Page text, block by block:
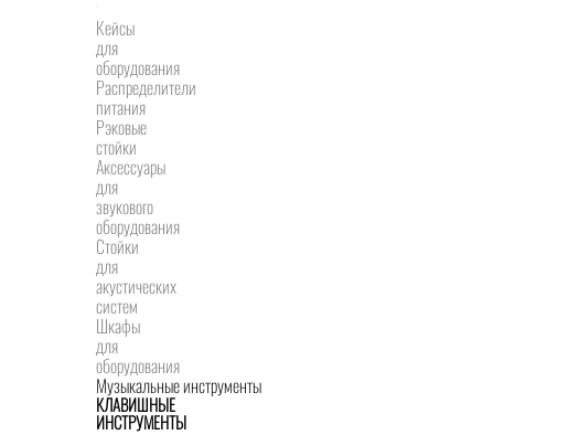
Кейсы
для
оборудования
Распределители
питания
Рэковые
стойки
Аксессуары
для
звукового
оборудования
Стойки
для
акустических
систем
Шкафы
для
оборудования
Музыкальные инструменты
КЛАВИШНЫЕ
ИНСТРУМЕНТЫ